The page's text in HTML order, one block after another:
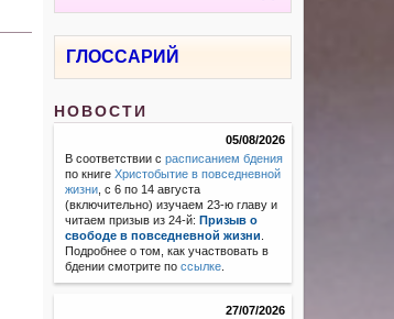
ГЛОССАРИЙ
НОВОСТИ
05/08/2026
В соответствии срасписанием бдения
по книгеХристобытие в повседневной
жизни , с 6 по 14 августа
(включительно) изучаем 23-ю главу и
читаем призыв из 24-й: Призыв о
свободе в повседневной жизни
Подробнее о том, как участвовать в
бдении смотрите поссылке
27/07/2026